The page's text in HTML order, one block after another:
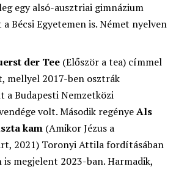
egy alsó-ausztriai gimnázium
Bécsi Egyetemen is. Német nyelven
der Tee (Először a tea) címmel
mellyel 2017-ben osztrák
a Budapesti Nemzetközi
volt. Második regényeAls
kam (Amikor Jézus a
2021) Toronyi Attila fordításában
is megjelent 2023-ban. Harmadik,